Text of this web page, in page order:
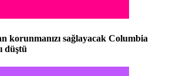
korunmanızı sağlayacak Columbia
düştü